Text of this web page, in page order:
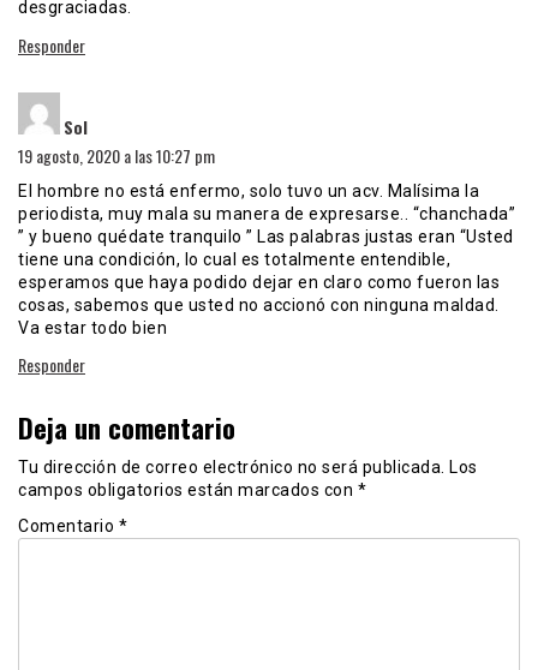
desgraciadas.
Responder
Sol
19 agosto, 2020 a las 10:27 pm
El hombre no está enfermo, solo tuvo un acv. Malísima la
periodista, muy mala su manera de expresarse.. “chanchada”
” y bueno quédate tranquilo ” Las palabras justas eran “Usted
tiene una condición, lo cual es totalmente entendible,
esperamos que haya podido dejar en claro como fueron las
cosas, sabemos que usted no accionó con ninguna maldad.
Va estar todo bien
Responder
Deja un comentario
Tu dirección de correo electrónico no será publicada. Los
campos obligatorios están marcados con *
Comentario *